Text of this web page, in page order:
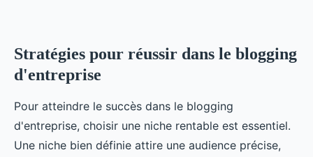
Stratégies pour réussir dans le blogging
d'entreprise
Pour atteindre le succès dans le blogging
d'entreprise, choisir une niche rentable est essentiel.
Une niche bien définie attire une audience précise,